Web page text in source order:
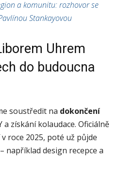
a komunitu: rozhovor se
Stankayovou
Uhrem
do budoucna
soustředit na dokončení
a získání kolaudace. Oficiálně
roce 2025, poté už půjde
například design recepce a